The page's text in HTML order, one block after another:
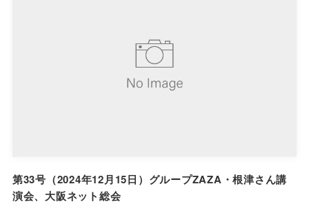
第33号（2024年12月15日）グループZAZA・根津さん講
演会、大阪ネット総会